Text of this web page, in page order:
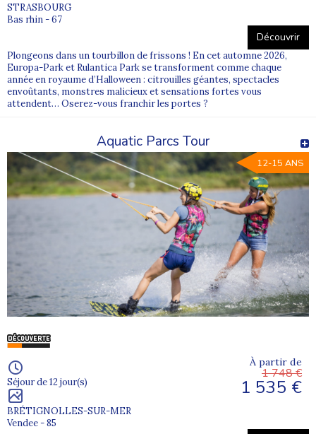
STRASBOURG
Bas rhin - 67
Découvrir
Plongeons dans un tourbillon de frissons ! En cet automne 2026,
Europa-Park et Rulantica Park se transforment comme chaque
année en royaume d’Halloween : citrouilles géantes, spectacles
envoûtants, monstres malicieux et sensations fortes vous
attendent… Oserez-vous franchir les portes ?
Aquatic Parcs Tour
12-15 ANS
Séjour de 12 jour(s)
BRÉTIGNOLLES-SUR-MER
Vendee - 85
À partir de
1 748 €
1 535 €